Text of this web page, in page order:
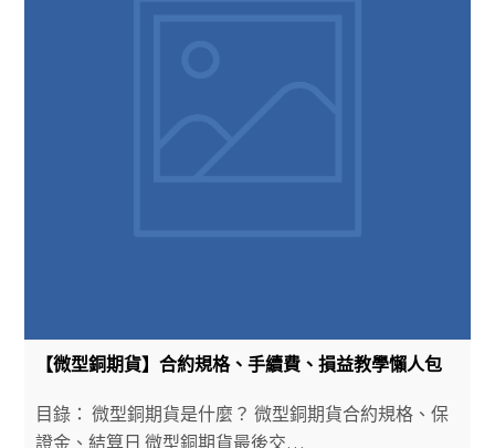
【微型銅期貨】合約規格、手續費、損益教學懶人包
目錄： 微型銅期貨是什麼？ 微型銅期貨合約規格、保
證金、結算日 微型銅期貨最後交…